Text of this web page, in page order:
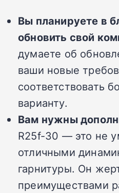
Вы планируете в
обновить свой
думаете об
ваши новые
соответствовать
варианту.
Вам нужны
R25f-30 — это не
отличными
гарнитуры. Он
преимуществами